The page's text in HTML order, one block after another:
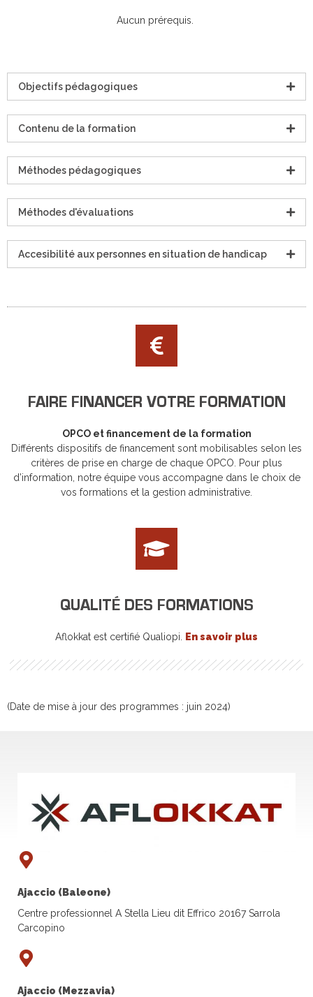
Aucun prérequis.
Objectifs pédagogiques
Contenu de la formation
Méthodes pédagogiques
Méthodes d'évaluations
Accesibilité aux personnes en situation de handicap
FAIRE FINANCER VOTRE FORMATION
OPCO et financement de la formation
Différents dispositifs de financement sont mobilisables selon les
critères de prise en charge de chaque OPCO. Pour plus
d’information, notre équipe vous accompagne dans le choix de
vos formations et la gestion administrative.
QUALITÉ DES FORMATIONS
Aflokkat est certifié Qualiopi. En savoir plus
(Date de mise à jour des programmes : juin 2024)
Ajaccio (Baleone)
Centre professionnel A Stella Lieu dit Effrico 20167 Sarrola
Carcopino
Ajaccio (Mezzavia)